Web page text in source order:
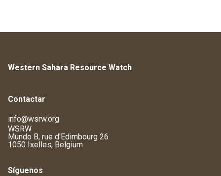
Western Sahara Resource Watch
Contactar
info@wsrw.org
WSRW
Mundo B, rue d'Edimbourg 26
1050 Ixelles, Belgium
Síguenos